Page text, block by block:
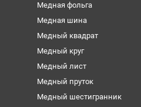
Медная фольга
Медная шина
Медный квадрат
Медный круг
Медный лист
Медный пруток
Медный шестигранник